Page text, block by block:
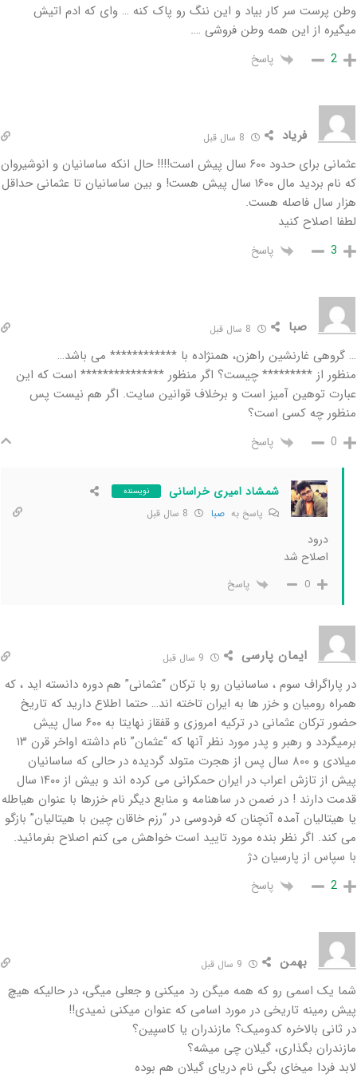
وطن پرست سر کار بیاد و این ننگ رو پاک کنه … وای که ادم اتیش
میگیره از این همه وطن فروشی ….
2 پاسخ
فریاد
عثمانی برای حدود ۶۰۰ سال پیش است!!!! حال انکه ساسانیان و انوشیروان
که نام بردید مال ۱۶۰۰ سال پیش هست! و بین ساسانیان تا عثمانی حداقل
هزار سال فاصله هست.
لطفا اصلاح کنید
3 پاسخ
صبا
… گروهی غارنشین راهزن، همنژاده با ************ می باشد…
منظور از ********* چیست؟ اگر منظور *************** است که این
عبارت توهین آمیز است و برخلاف قوانین سایت. اگر هم نیست پس
منظور چه کسی است؟
0 پاسخ
شمشاد امیری خراسانی نویسنده
پاسخ به صبا
درود
اصلاح شد
0 پاسخ
ایمان پارسی
در پاراگراف سوم ، ساسانیان رو با ترکان “عثمانی” هم دوره دانسته اید ، که
همراه رومیان و خزر ها به ایران تاخته اند… حتما اطلاع دارید که تاریخ
حضور ترکان عثمانی در ترکیه امروزی و قفقاز نهایتا به ۶۰۰ سال پیش
برمیگردد و رهبر و پدر مورد نظر آنها که “عثمان” نام داشته اواخر قرن ۱۳
میلادی و ۸۰۰ سال پس از هجرت متولد گردیده در حالی که ساسانیان
پیش از تازش اعراب در ایران حمکرانی می کرده اند و بیش از ۱۴۰۰ سال
قدمت دارند ! در ضمن در ساهنامه و منابع دیگر نام خزرها با عنوان هیاطله
یا هیتالیان آمده آنچنان که فردوسی در “رزم خاقان چین با هیتالیان” بازگو
می کند. اگر نظر بنده مورد تایید است خواهش می کنم اصلاح بفرمائید.
با سپاس از پارسیان دژ
2 پاسخ
بهمن
شما یک اسمی رو که همه میگن رد میکنی و جعلی میگی، در حالیکه هیچ
پیش رمینه تاریخی در مورد اسامی که عنوان میکنی نمیدی!!
در ثانی بالاخره کدومیک؟ مازندران یا کاسپین؟
مازندران بگذاری، گیلان چی میشه؟
لابد فردا میخای بگی نام دریای گیلان هم بوده